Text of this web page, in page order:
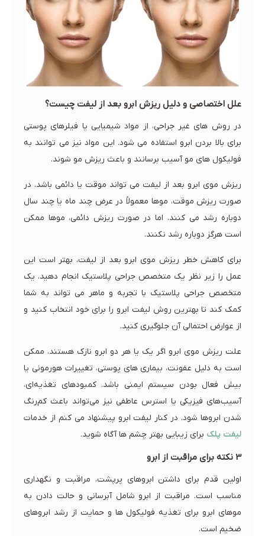
علل اختصاصی و دلیل ریزش ابرو بعد از لیفت چیست؟
در روش های غیر جراحی، از مواد شیمیایی یا فیلرهای پوستی
برای بالا بردن ابرو استفاده می شود. این مواد نیز می توانند به
فولیکول های مو آسیب برسانند و باعث ریزش مو شوند.
ریزش موی ابرو بعد از لیفت می تواند موقت یا دائمی باشد. در
صورت ریزش موقت، موها معمولاً در عرض چند ماه یا چند سال
دوباره رشد می کنند. اما در صورت ریزش دائمی، موها ممکن
است هرگز دوباره رشد نکنند.
برای کاهش خطر ریزش موی ابرو بعد از لیفت، بهتر است این
عمل را زیر نظر یک متخصص جراحی پلاستیک انجام دهید. یک
متخصص جراحی پلاستیک با تجربه و ماهر می تواند به شما
کمک کند تا بهترین روش لیفت ابرو را برای خود انتخاب کنید و
از عوارض احتمالی آن جلوگیری کنید.
علت ریزش موی ابرو اگر یک یا هر دو ابرو نازک هستند، ممکن
است به دلیل عفونت، بیماری های پوستی، تغییرات هورمونی یا
بیش فعال بودن سیستم ایمنی باشد. کمبودهای تغذیه‌ای،
آسیب‌های فیزیکی یا استرس عاطفی نیز می‌تواند باعث کم‌رنگ
شدن ابروها شود. در کنار لیفت ابرو پیشنهاد می کنم از خدمات
لیفت پلک برای زیبایی بهتر چشم ها آگاه شوید.
3 نکته برای مراقبت از ابرو
اولین قدم برای داشتن ابروهای پرپشت، مراقبت و نگهداری
مناسب است. مراقبت از ابرو شامل آبرسانی و حالت دادن به
موهای ابرو برای تغذیه فولیکول ها و حمایت از رشد ابروهای
ضخیم است.